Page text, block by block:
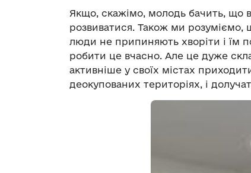
Якщо, скажімо, молодь бачить, що
розвиватися. Також ми розуміємо,
люди не припиняють хворіти і їм
робити це вчасно. Але це дуже
активніше у своїх містах
деокупованих територіях, і